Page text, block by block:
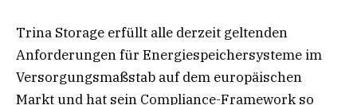
Trina Storage erfüllt alle derzeit geltenden
Anforderungen für Energiespeichersysteme im
Versorgungsmaßstab auf dem europäischen
Markt und hat sein Compliance-Framework so